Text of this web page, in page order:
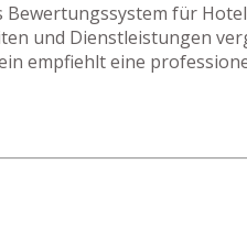
für
und Dienstleistungen
empfiehlt eine